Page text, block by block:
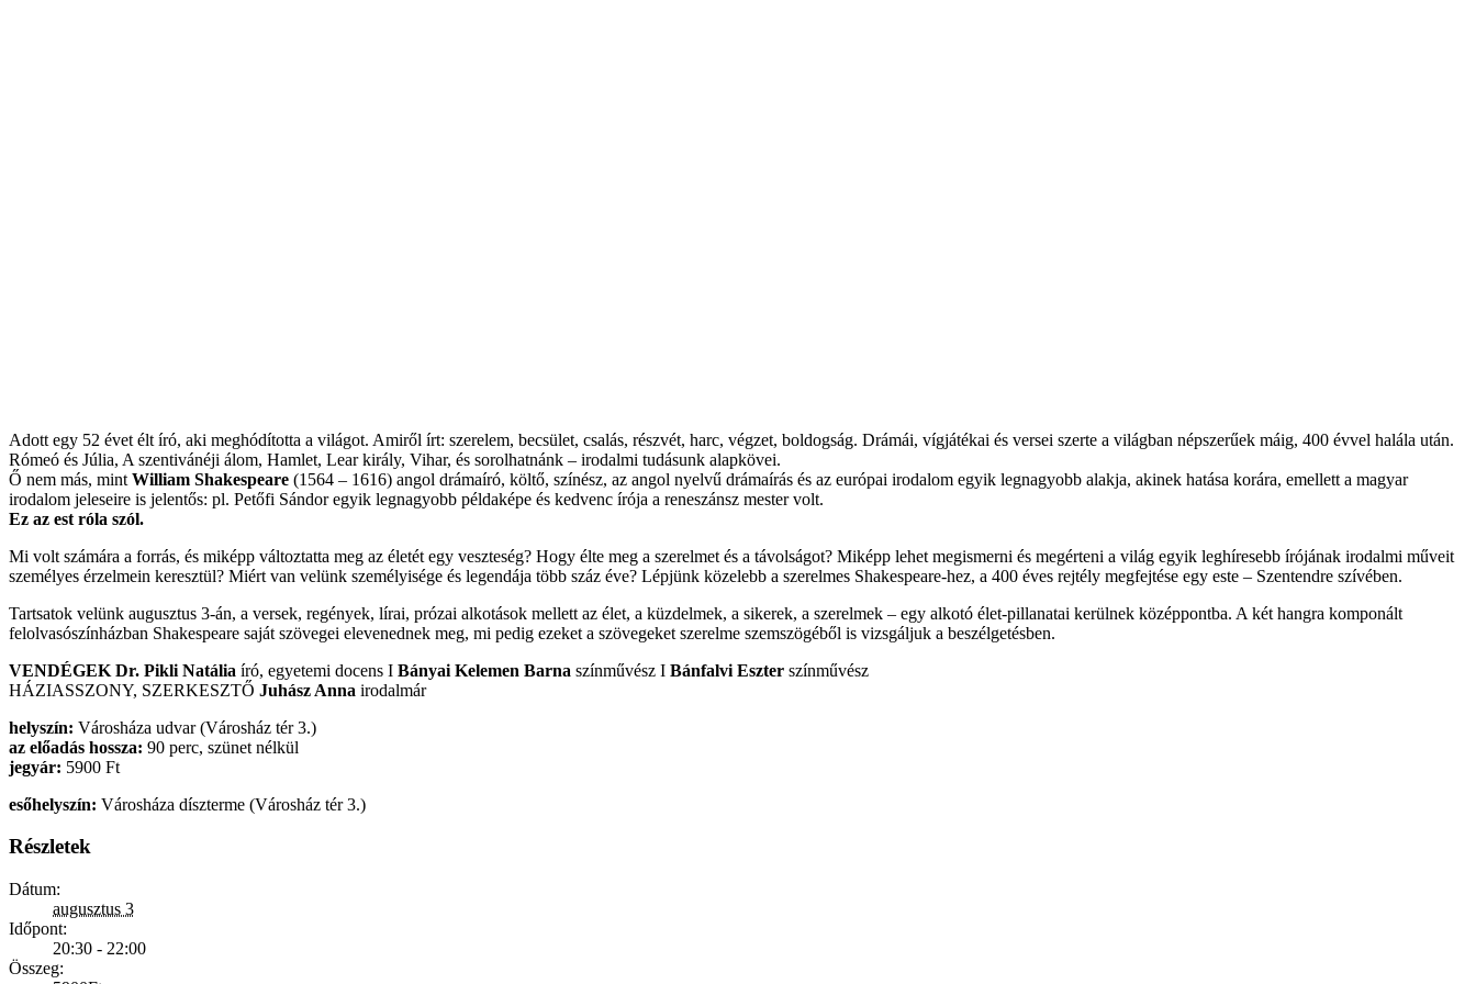
Adott egy 52 évet élt író, aki meghódította a világot. Amiről írt: szerelem, becsület, csalás, részvét, harc, végzet, boldogság. Drámái, vígjátékai és versei szerte a világban népszerűek máig, 400 évvel halála után.
Rómeó és Júlia, A szentivánéji álom, Hamlet, Lear király, Vihar, és sorolhatnánk – irodalmi tudásunk alapkövei.
Ő nem más, mint William Shakespeare (1564 – 1616) angol drámaíró, költő, színész, az angol nyelvű drámaírás és az európai irodalom egyik legnagyobb alakja, akinek hatása korára, emellett a magyar
irodalom jeleseire is jelentős: pl. Petőfi Sándor egyik legnagyobb példaképe és kedvenc írója a reneszánsz mester volt.
Ez az est róla szól.
Mi volt számára a forrás, és miképp változtatta meg az életét egy veszteség? Hogy élte meg a szerelmet és a távolságot? Miképp lehet megismerni és megérteni a világ egyik leghíresebb írójának irodalmi műveit
személyes érzelmein keresztül? Miért van velünk személyisége és legendája több száz éve? Lépjünk közelebb a szerelmes Shakespeare-hez, a 400 éves rejtély megfejtése egy este – Szentendre szívében.
Tartsatok velünk augusztus 3-án, a versek, regények, lírai, prózai alkotások mellett az élet, a küzdelmek, a sikerek, a szerelmek – egy alkotó élet-pillanatai kerülnek középpontba. A két hangra komponált
felolvasószínházban Shakespeare saját szövegei elevenednek meg, mi pedig ezeket a szövegeket szerelme szemszögéből is vizsgáljuk a beszélgetésben.
VENDÉGEK Dr. Pikli Natália író, egyetemi docens I Bányai Kelemen Barna színművész I Bánfalvi Eszter színművész
HÁZIASSZONY, SZERKESZTŐ Juhász Anna irodalmár
helyszín: Városháza udvar (Városház tér 3.)
az előadás hossza: 90 perc, szünet nélkül
jegyár: 5900 Ft
esőhelyszín: Városháza díszterme (Városház tér 3.)
Részletek
Dátum:
augusztus 3
Időpont:
20:30 - 22:00
Összeg: